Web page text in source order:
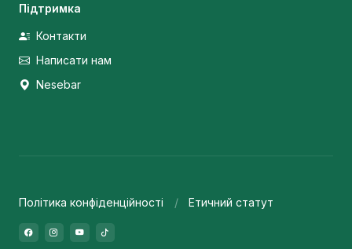
Підтримка
Контакти
Написати нам
Nesebar
Політика конфіденційності Етичний статут